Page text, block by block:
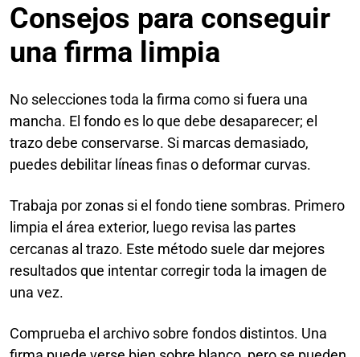
Consejos para conseguir
una firma limpia
No selecciones toda la firma como si fuera una
mancha. El fondo es lo que debe desaparecer; el
trazo debe conservarse. Si marcas demasiado,
puedes debilitar líneas finas o deformar curvas.
Trabaja por zonas si el fondo tiene sombras. Primero
limpia el área exterior, luego revisa las partes
cercanas al trazo. Este método suele dar mejores
resultados que intentar corregir toda la imagen de
una vez.
Comprueba el archivo sobre fondos distintos. Una